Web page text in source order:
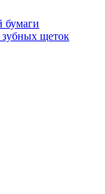
бумаги
зубных щеток